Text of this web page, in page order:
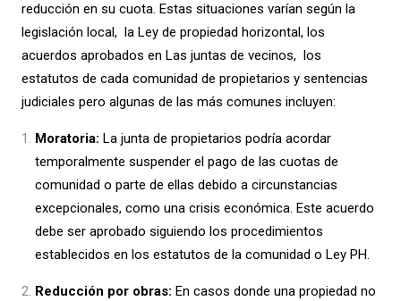
reducción en su cuota. Estas situaciones varían según la
legislación local, la Ley de propiedad horizontal, los
acuerdos aprobados en Las juntas de vecinos, los
estatutos de cada comunidad de propietarios y sentencias
judiciales pero algunas de las más comunes incluyen:
Moratoria: La junta de propietarios podría acordar
temporalmente suspender el pago de las cuotas de
comunidad o parte de ellas debido a circunstancias
excepcionales, como una crisis económica. Este acuerdo
debe ser aprobado siguiendo los procedimientos
establecidos en los estatutos de la comunidad o Ley PH.
Reducción por obras: En casos donde una propiedad no